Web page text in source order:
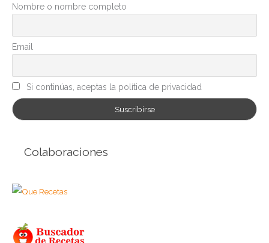
r
a
s
Nombre o nombre completo
Email
Si continúas, aceptas la política de privacidad
Colaboraciones